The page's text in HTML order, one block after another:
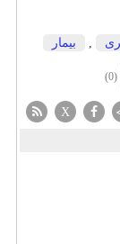
بیمار
(0)
X